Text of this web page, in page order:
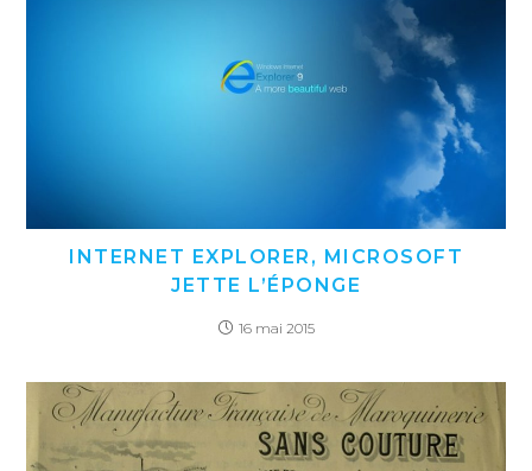
INTERNET EXPLORER, MICROSOFT
JETTE L’ÉPONGE
16 mai 2015